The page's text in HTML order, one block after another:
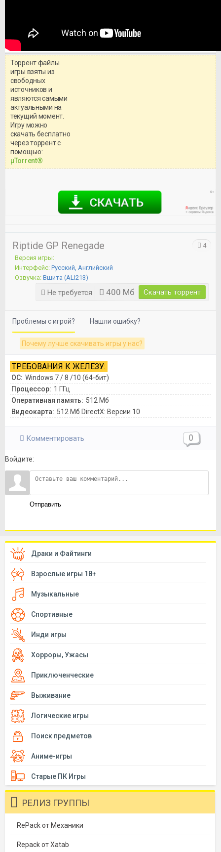
системными требованиями и
Торрент файлы
игры взяты из
свободных
источников и
являются самыми
актуальными на
текущий момент.
Игру можно
скачать бесплатно
через торрент с
помощью:
μTorrent®
Riptide GP Renegade
Версия игры:
Интерфейс: Русский, Английский
Озвучка: Вшита (ALI213)
Не требуется 400 Mб Скачать торрент
4
Проблемы с игрой? Нашли ошибку?
Почему лучше скачивать игры у нас?
ТРЕБОВАНИЯ К ЖЕЛЕЗУ:
ОС: Windows 7 / 8 /10 (64-бит)
Процессор: 1 ГГц
Оперативная память: 512 Mб
Видеокарта: 512 Мб DirectX: Версии 10
Комментировать 0
Войдите:
Отправить
Драки и Файтинги
Взрослые игры 18+
Музыкальные
Спортивные
Инди игры
Хорроры, Ужасы
Приключенческие
Выживание
Логические игры
Поиск предметов
Аниме-игры
Старые ПК Игры
РЕЛИЗ ГРУППЫ
RePack от Механики
Repack от Xatab